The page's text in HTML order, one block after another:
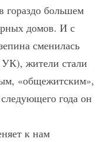
гораздо большем
домов. И с
сменилась
жители стали
«общежитским»,
года он
к нам